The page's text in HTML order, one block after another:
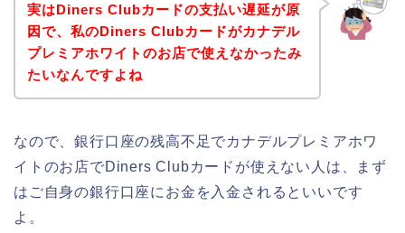
実はDiners Clubカードの支払い遅延が原
因で、私のDiners Clubカードがカナデル
プレミアホワイトのお店で使えなかったみ
たいなんですよね
なので、銀行口座の残高不足でカナデルプレミアホワ
イトのお店でDiners Clubカードが使えない人は、まず
はご自身の銀行口座にお金を入金されるといいです
よ。